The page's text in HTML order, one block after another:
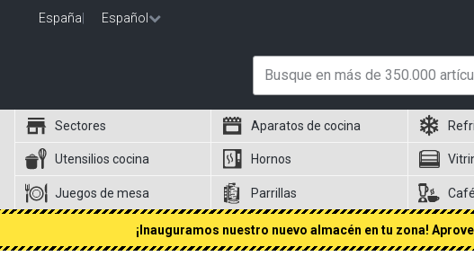
España Español
Sectores Aparatos de cocina
Utensilios cocina Hornos
Juegos de mesa Parrillas
¡Inauguramos nuestro nuevo almacén en tu zona!